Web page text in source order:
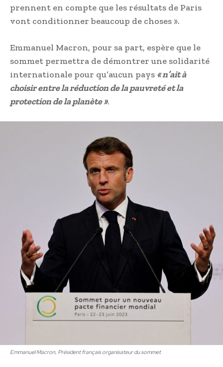
prennent en compte que les résultats de Paris
vont conditionner beaucoup de choses ».
Emmanuel Macron, pour sa part, espère que le
sommet permettra de démontrer une solidarité
internationale pour qu’aucun pays « n’ait à
choisir entre la réduction de la pauvreté et la
protection de la planète ».
Emmanuel Macron, Président français organisateur du sommet